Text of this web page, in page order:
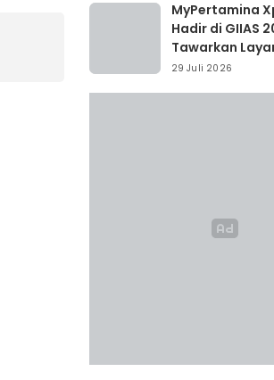
MyPertamina
Hadir di GIIAS
Tawarkan
Terintegrasi
29 Juli 2026